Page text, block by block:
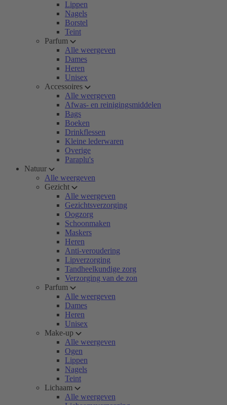
Lippen
Nagels
Borstel
Teint
Parfum
Alle weergeven
Dames
Heren
Unisex
Accessoires
Alle weergeven
Afwas- en reinigingsmiddelen
Bags
Boeken
Drinkflessen
Kleine lederwaren
Overige
Paraplu's
Natuur
Alle weergeven
Gezicht
Alle weergeven
Gezichtsverzorging
Oogzorg
Schoonmaken
Maskers
Heren
Anti-veroudering
Lipverzorging
Tandheelkundige zorg
Verzorging van de zon
Parfum
Alle weergeven
Dames
Heren
Unisex
Make-up
Alle weergeven
Ogen
Lippen
Nagels
Teint
Lichaam
Alle weergeven